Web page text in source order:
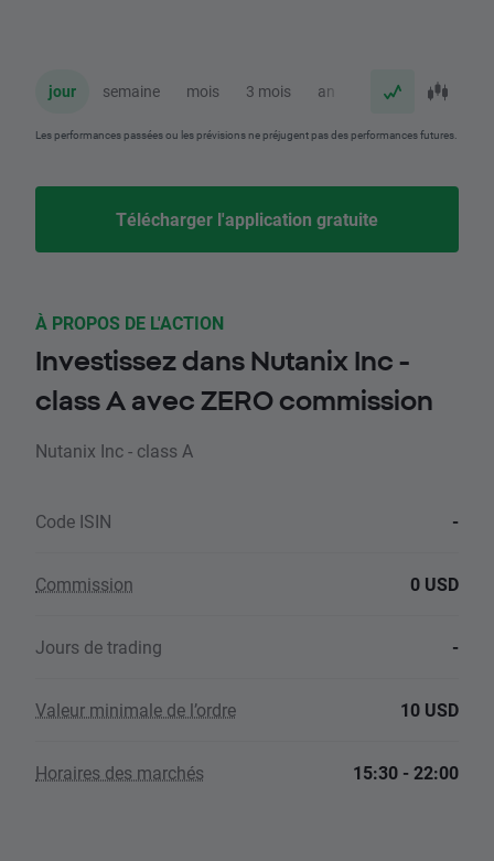
jour semaine mois 3 mois an
Les performances passées ou les prévisions ne préjugent pas des performances futures.
Télécharger l'application gratuite
À PROPOS DE L'ACTION
Investissez dans Nutanix Inc -
class A avec ZERO commission
Nutanix Inc - class A
Code ISIN -
Commission 0 USD
Jours de trading -
Valeur minimale de l’ordre 10 USD
Horaires des marchés 15:30 - 22:00